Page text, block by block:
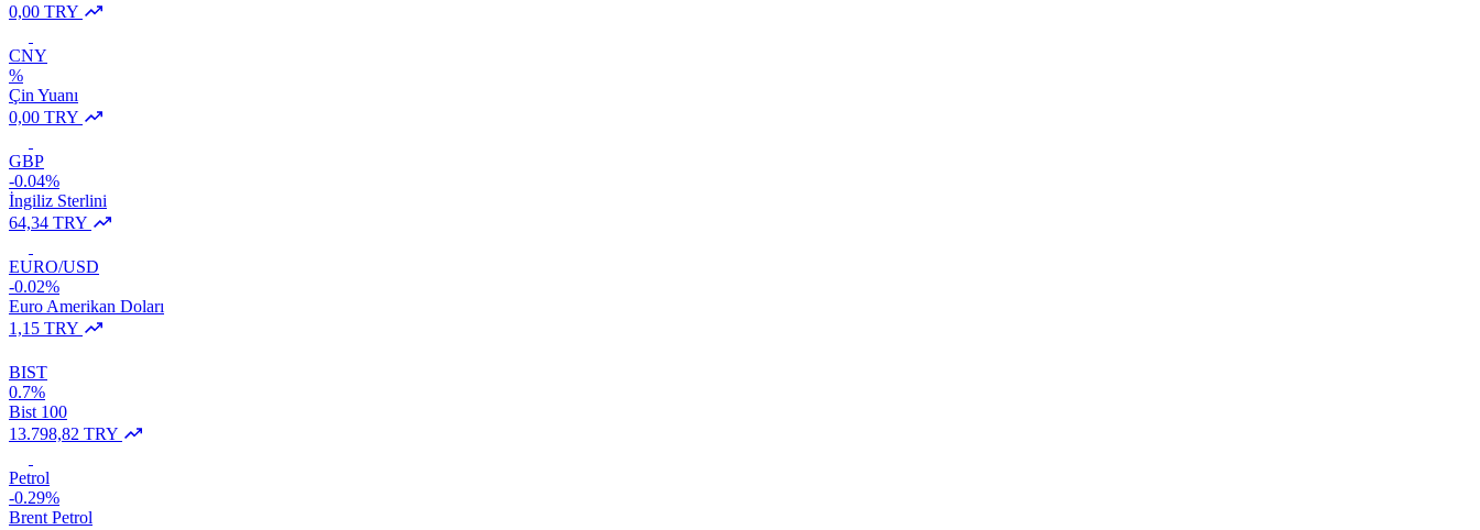
0,00 TRY
CNY
%
Çin Yuanı
0,00 TRY
GBP
-0.04%
İngiliz Sterlini
64,34 TRY
EURO/USD
-0.02%
Euro Amerikan Doları
1,15 TRY
BIST
0.7%
Bist 100
13.798,82 TRY
Petrol
-0.29%
Brent Petrol